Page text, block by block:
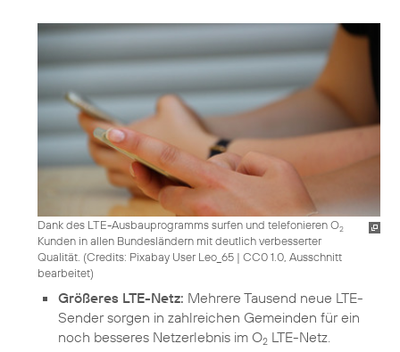
Dank des LTE-Ausbauprogramms surfen und telefonieren O2
Kunden in allen Bundesländern mit deutlich verbesserter
Qualität. (Credits: Pixabay User Leo_65 | CC0 1.0, Ausschnitt
bearbeitet)
Größeres LTE-Netz: Mehrere Tausend neue LTE-
Sender sorgen in zahlreichen Gemeinden für ein
noch besseres Netzerlebnis im O2 LTE-Netz.